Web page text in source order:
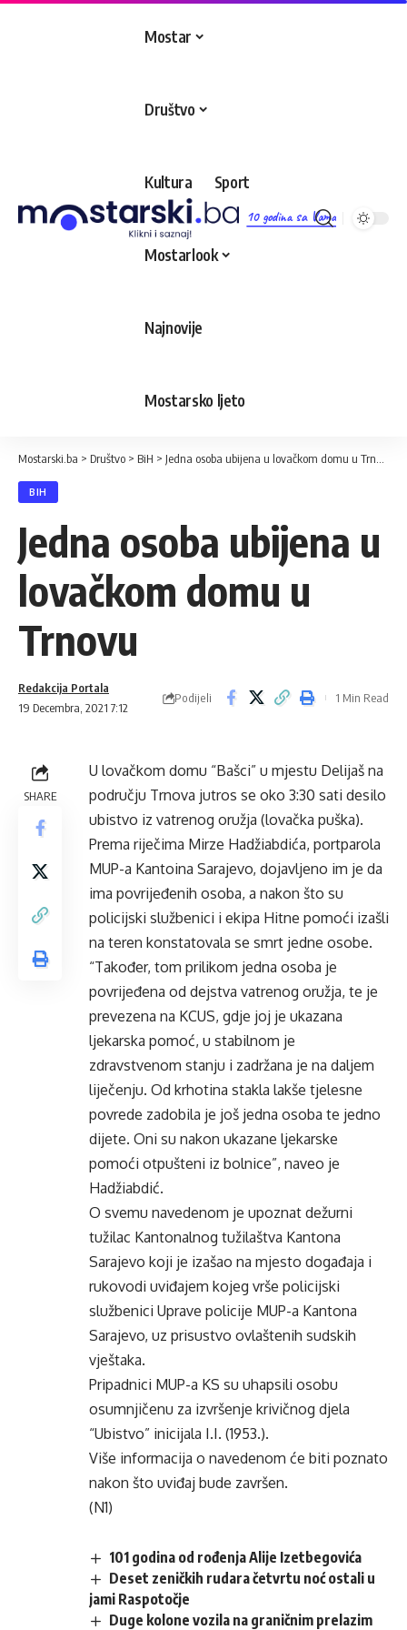
10 godina sa Vama
Mostar
Društvo
Kultura Sport
Mostarlook
Najnovije
Mostarsko ljeto
Mostarski.ba > Društvo > BiH > Jedna osoba ubijena u lovačkom domu u Trnovu
BIH
Jedna osoba ubijena u
lovačkom domu u
Trnovu
19 Decembra, 2021 7:12
Redakcija Portala
Podijeli 1 Min Read
SHARE
U lovačkom domu “Bašci” u mjestu Delijaš na
području Trnova jutros se oko 3:30 sati desilo
ubistvo iz vatrenog oružja (lovačka puška).
Prema riječima Mirze Hadžiabdića, portparola
MUP-a Kantoina Sarajevo, dojavljeno im je da
ima povrijeđenih osoba, a nakon što su
policijski službenici i ekipa Hitne pomoći izašli
na teren konstatovala se smrt jedne osobe.
“Također, tom prilikom jedna osoba je
povrijeđena od dejstva vatrenog oružja, te je
prevezena na KCUS, gdje joj je ukazana
ljekarska pomoć, u stabilnom je
zdravstvenom stanju i zadržana je na daljem
liječenju. Od krhotina stakla lakše tjelesne
povrede zadobila je još jedna osoba te jedno
dijete. Oni su nakon ukazane ljekarske
pomoći otpušteni iz bolnice”, naveo je
Hadžiabdić.
O svemu navedenom je upoznat dežurni
tužilac Kantonalnog tužilaštva Kantona
Sarajevo koji je izašao na mjesto događaja i
rukovodi uviđajem kojeg vrše policijski
službenici Uprave policije MUP-a Kantona
Sarajevo, uz prisustvo ovlaštenih sudskih
vještaka.
Pripadnici MUP-a KS su uhapsili osobu
osumnjičenu za izvršenje krivičnog djela
“Ubistvo” inicijala I.I. (1953.).
Više informacija o navedenom će biti poznato
nakon što uviđaj bude završen.
(N1)
101 godina od rođenja Alije Izetbegovića
Deset zeničkih rudara četvrtu noć ostali u
jami Raspotočje
Duge kolone vozila na graničnim prelazim